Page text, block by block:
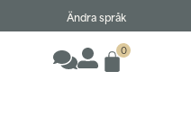
Ändra språk
0